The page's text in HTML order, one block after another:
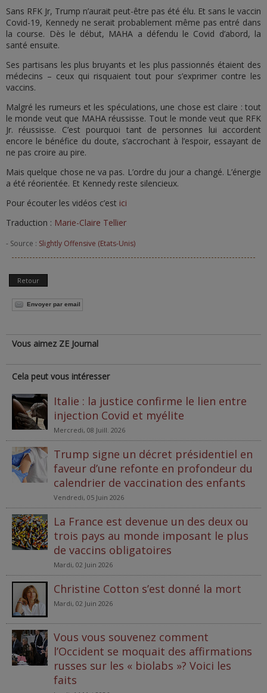
Sans RFK Jr, Trump n’aurait peut-être pas été élu. Et sans le vaccin
Covid-19, Kennedy ne serait probablement même pas entré dans
la course. Dès le début, MAHA a défendu le Covid d’abord, la
santé ensuite.
Ses partisans les plus bruyants et les plus passionnés étaient des
médecins – ceux qui risquaient tout pour s’exprimer contre les
vaccins.
Malgré les rumeurs et les spéculations, une chose est claire : tout
le monde veut que MAHA réussisse. Tout le monde veut que RFK
Jr. réussisse. C’est pourquoi tant de personnes lui accordent
encore le bénéfice du doute, s’accrochant à l’espoir, essayant de
ne pas croire au pire.
Mais quelque chose ne va pas. L’ordre du jour a changé. L’énergie
a été réorientée. Et Kennedy reste silencieux.
Pour écouter les vidéos c’est ici
Traduction : Marie-Claire Tellier
- Source : Slightly Offensive (Etats-Unis)
Retour
Envoyer par email
Vous aimez ZE Journal
Cela peut vous intéresser
Italie : la justice confirme le lien entre
injection Covid et myélite
Mercredi, 08 Juill. 2026
Trump signe un décret présidentiel en
faveur d’une refonte en profondeur du
calendrier de vaccination des enfants
Vendredi, 05 Juin 2026
La France est devenue un des deux ou
trois pays au monde imposant le plus
de vaccins obligatoires
Mardi, 02 Juin 2026
Christine Cotton s’est donné la mort
Mardi, 02 Juin 2026
Vous vous souvenez comment
l’Occident se moquait des affirmations
russes sur les « biolabs »? Voici les
faits